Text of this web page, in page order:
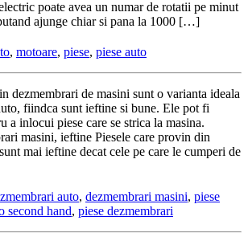
poate avea un numar de rotatii pe minut
ajunge chiar si pana la 1000 […]
, motoare, piese, piese auto
dezmembrari de masini sunt o varianta ideala
fiindca sunt ieftine si bune. Ele pot fi
a inlocui piese care se strica la masina.
masini, ieftine Piesele care provin din
mai ieftine decat cele pe care le cumperi de
auto, dezmembrari masini, piese
second hand, piese dezmembrari